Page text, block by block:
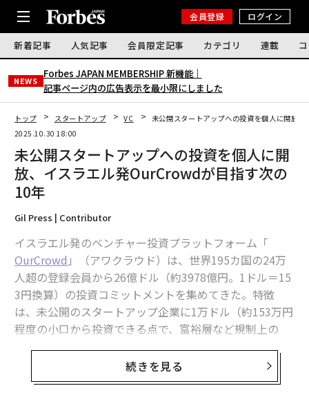
会員登録 ログイン
新着記事 人気記事 会員限定記事 カテゴリ 連載
NEWS
Forbes JAPAN MEMBERSHIP 新機能｜
記事ページ内の広告表示を最小限にしました
トップ スタートアップ VC
未公開スタートアップへの投資を個人に開放
2025.10.30 18:00
未公開スタートアップへの投資を個人に開
放、イスラエル発OurCrowdが目指す次の
10年
Gil Press | Contributor
イスラエル発のベンチャー投資プラットフォーム「
OurCrowd 」（アワクラウド）は、世界195カ国の24万
人超の登録会員から26億ドル（約3978億円。1ドル＝15
3円換算）の投資コミットメントを集めてきた。特徴
は、未公開のスタートアップ企業に1万ドル（約153万円
程度の小口から投資できる点で、富裕層など規制上の
「認定投資家」だけが早い段階で成長企業に入れるとい
う従来の米国型のルールを個人側に引き寄せたところに
ある。
続きを見る